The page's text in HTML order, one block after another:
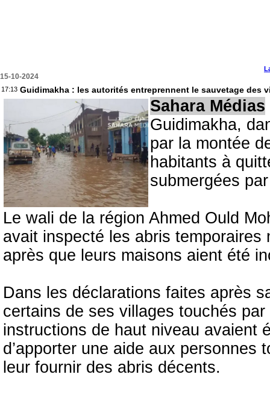
15-10-2024
17:13 Guidimakha : les autorités entreprennent le sauvetage des
Sahara Médias
Guidimakha,
par la montée
habitants à
submergées
Le wali de la région Ahmed Ould
avait inspecté les abris
après que leurs maisons aient été
Dans les déclarations faites après
certains de ses villages touchés
instructions de haut niveau avaient
d’apporter une aide aux
leur fournir des abris décents.